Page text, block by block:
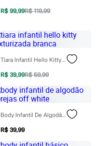
R$ 99,99R$ 119,99
Tiara Infantil Hello Kitty Texturizada Branca
R$ 39,99R$ 59,99
Body Infantil De Algodão Cerejas Off White
R$ 39,99